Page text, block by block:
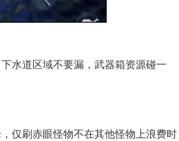
水道区域不要漏，武器箱资源碰一
仅刷赤眼怪物不在其他怪物上浪费时